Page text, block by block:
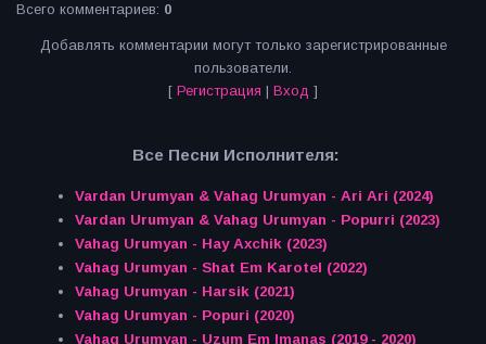
Всего комментариев: 0
Добавлять комментарии могут только зарегистрированные
пользователи.
[ Регистрация | Вход ]
Все Песни Исполнителя:
Vardan Urumyan & Vahag Urumyan - Ari Ari (2024)
Vardan Urumyan & Vahag Urumyan - Popurri (2023)
Vahag Urumyan - Hay Axchik (2023)
Vahag Urumyan - Shat Em Karotel (2022)
Vahag Urumyan - Harsik (2021)
Vahag Urumyan - Popuri (2020)
Vahag Urumyan - Uzum Em Imanas (2019 - 2020)